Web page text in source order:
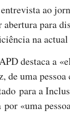
ao
para
na
destaca a
de uma
para a
«uma